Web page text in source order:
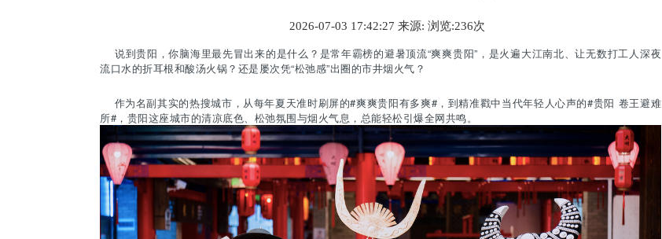
2026-07-03 17:42:27 来源: 浏览:236次
说到贵阳，你脑海里最先冒出来的是什么？是常年霸榜的避暑顶流“爽爽贵阳”，是火遍大江南北、让无数打工人深夜
流口水的折耳根和酸汤火锅？还是屡次凭“松弛感”出圈的市井烟火气？
作为名副其实的热搜城市，从每年夏天准时刷屏的#爽爽贵阳有多爽#，到精准戳中当代年轻人心声的#贵阳 卷王避难
所#，贵阳这座城市的清凉底色、松弛氛围与烟火气息，总能轻松引爆全网共鸣。